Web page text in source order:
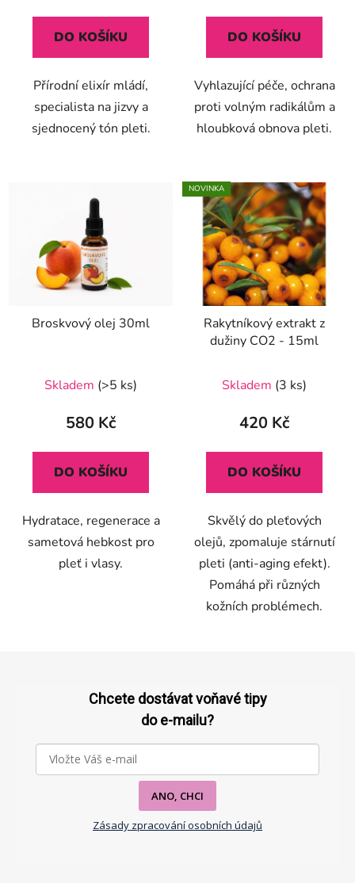
5,0
z
hvězdiček.
DO KOŠÍKU
Přírodní elixír mládí,
specialista na jizvy a
sjednocený tón pleti.
DO KOŠÍKU
Vyhlazující péče, ochrana
proti volným radikálům a
hloubková obnova pleti.
Broskvový olej 30ml
Skladem (>5 ks)
580 Kč
DO KOŠÍKU
Hydratace, regenerace a
sametová hebkost pro
pleť i vlasy.
NOVINKA
Rakytníkový extrakt z
dužiny CO2 - 15ml
Skladem (3 ks)
420 Kč
DO KOŠÍKU
Skvělý do pleťových
olejů, zpomaluje stárnutí
pleti (anti-aging efekt).
Pomáhá při různých
kožních problémech.
Chcete dostávat voňavé tipy
do e-mailu?
ANO, CHCI
Zásady zpracování osobních údajů